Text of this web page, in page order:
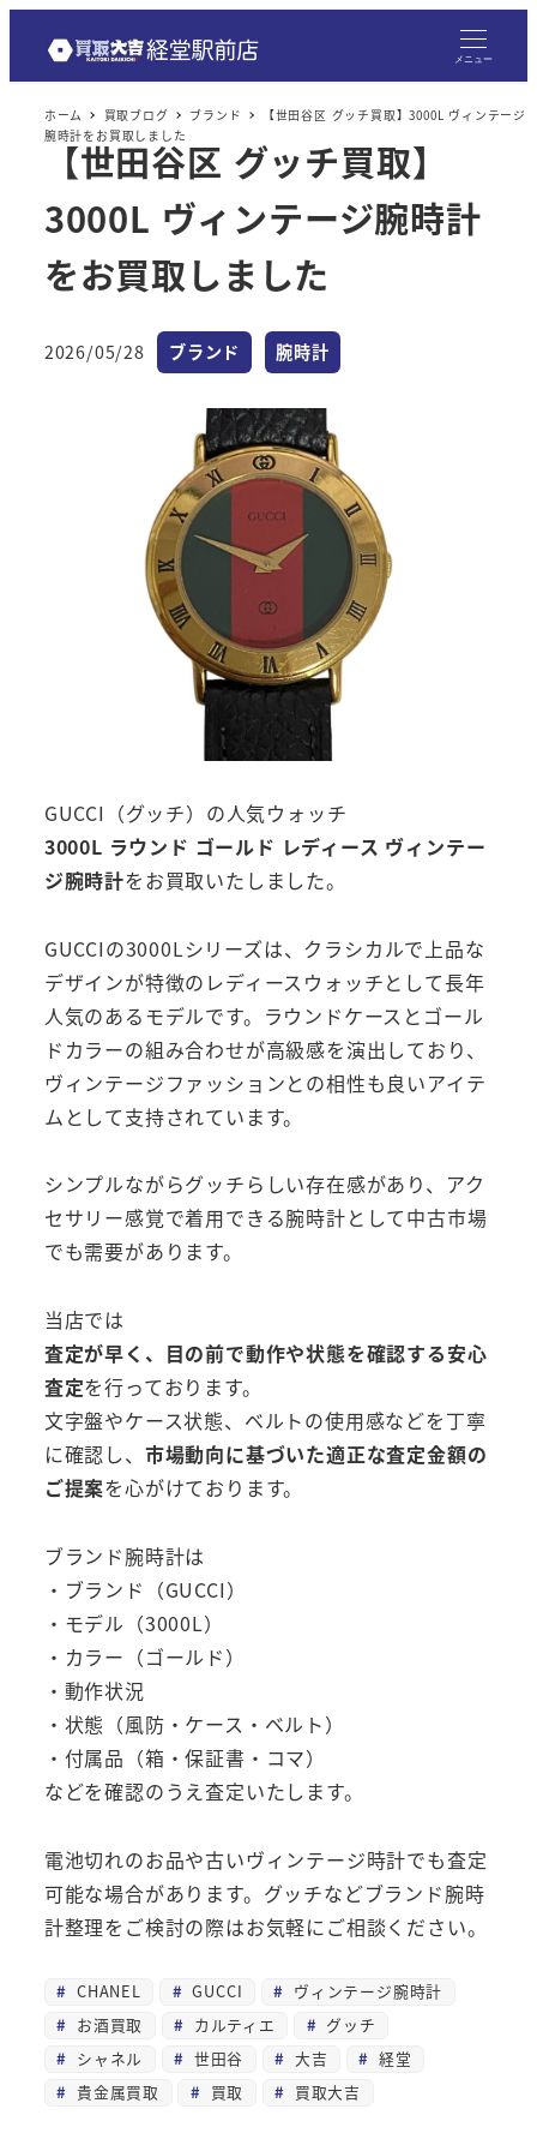
メニュー
ホーム 買取ブログ ブランド
【世田谷区 グッチ買取】3000L ヴィンテージ
腕時計をお買取しました
【世田谷区 グッチ買取】
3000L ヴィンテージ腕時計
をお買取しました
投稿日
2026/05/28 カテゴリー
ブランド カテゴリー
腕時計
GUCCI（グッチ）の人気ウォッチ
3000L ラウンド ゴールド レディース ヴィンテー
ジ腕時計をお買取いたしました。
GUCCIの3000Lシリーズは、クラシカルで上品な
デザインが特徴のレディースウォッチとして長年
人気のあるモデルです。ラウンドケースとゴール
ドカラーの組み合わせが高級感を演出しており、
ヴィンテージファッションとの相性も良いアイテ
ムとして支持されています。
シンプルながらグッチらしい存在感があり、アク
セサリー感覚で着用できる腕時計として中古市場
でも需要があります。
当店では
査定が早く、目の前で動作や状態を確認する安心
査定を行っております。
文字盤やケース状態、ベルトの使用感などを丁寧
に確認し、 市場動向に基づいた適正な査定金額の
ご提案を心がけております。
ブランド腕時計は
・ブランド（GUCCI）
・モデル（3000L）
・カラー（ゴールド）
・動作状況
・状態（風防・ケース・ベルト）
・付属品（箱・保証書・コマ）
などを確認のうえ査定いたします。
電池切れのお品や古いヴィンテージ時計でも査定
可能な場合があります。グッチなどブランド腕時
計整理をご検討の際はお気軽にご相談ください。
CHANEL GUCCI
ヴィンテージ腕時計
お酒買取
カルティエ
グッチ
シャネル
世田谷 大吉
経堂
貴金属買取
買取 買取大吉